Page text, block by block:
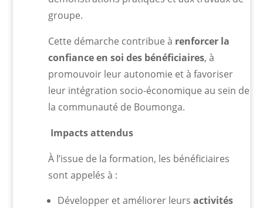
groupe.
Cette démarche contribue à renforcer la
confiance en soi des bénéficiaires, à
promouvoir leur autonomie et à favoriser
leur intégration socio-économique au sein de
la communauté de Boumonga.
Impacts attendus
À l’issue de la formation, les bénéficiaires
sont appelés à :
Développer et améliorer leursactivités